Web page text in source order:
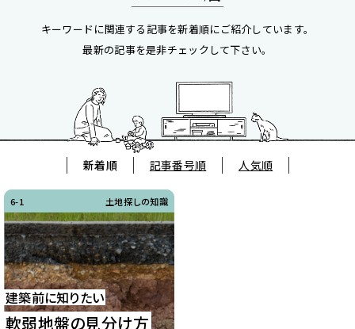
キーワードに関連する記事を新着順にご紹介しています。
最新の記事を是非チェックして下さい。
新着順 記事番号順 人気順
6-1 土地探しの知識
建築前に知りたい
軟弱地盤の見分け方